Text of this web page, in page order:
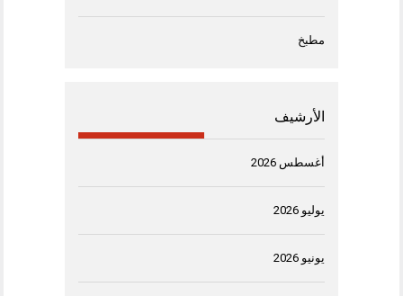
مطبخ
الأرشيف
أغسطس 2026
يوليو 2026
يونيو 2026